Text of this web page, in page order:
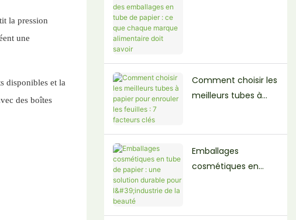
la pression
une
disponibles et la
des boîtes
savoir
Comment choisir les
meilleurs tubes à
Emballages
cosmétiques en